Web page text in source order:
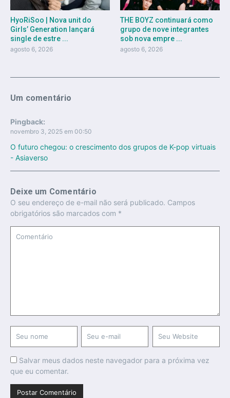
HyoRiSoo | Nova unit do
Girls’ Generation lançará
single de estre ...
agosto 6, 2026
THE BOYZ continuará como
grupo de nove integrantes
sob nova empre ...
agosto 6, 2026
Um comentário
Pingback:
novembro 3, 2025 em 00:50
O futuro chegou: o crescimento dos grupos de K-pop virtuais
- Asiaverso
Deixe um Comentário
O seu endereço de e-mail não será publicado. Campos
obrigatórios são marcados com *
Salvar meus dados neste navegador para a próxima vez
que eu comentar.